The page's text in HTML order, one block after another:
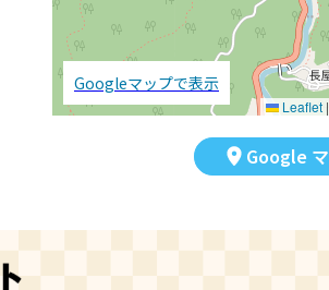
Leaflet |
Googleマップで表示
Google